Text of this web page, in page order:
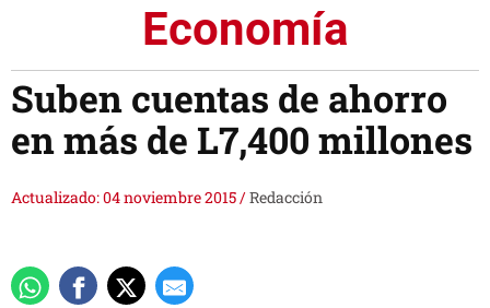
Economía
Suben cuentas de ahorro
en más de L7,400 millones
Actualizado: 04 noviembre 2015/Redacción